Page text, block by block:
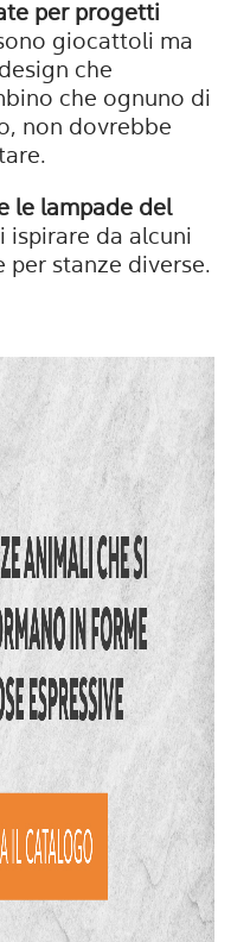
per progetti
giocattoli ma
che
che ognuno di
non dovrebbe
le lampade del
ispirare da alcuni
stanze diverse.